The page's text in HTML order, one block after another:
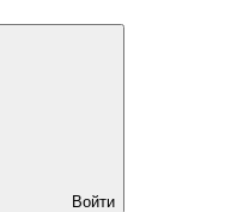
Войти